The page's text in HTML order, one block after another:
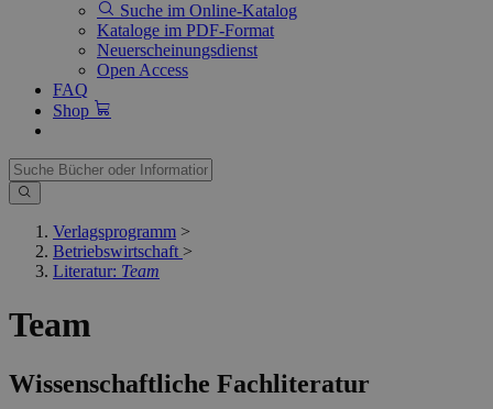
Suche im Online-Katalog
Kataloge im PDF-Format
Neuerscheinungsdienst
Open Access
FAQ
Shop
Verlagsprogramm >
Betriebswirtschaft >
Literatur: Team
Team
Wissenschaftliche Fachliteratur